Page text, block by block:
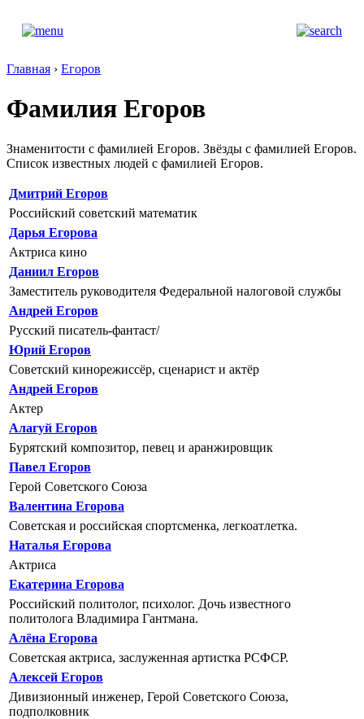
Главная › Егоров
Фамилия Егоров
Знаменитости с фамилией Егоров. Звёзды с фамилией Егоров.
Список известных людей с фамилией Егоров.
Дмитрий Егоров
Российский советский математик
Дарья Егорова
Актриса кино
Даниил Егоров
Заместитель руководителя Федеральной налоговой службы
Андрей Егоров
Русский писатель-фантаст/
Юрий Егоров
Советский кинорежиссёр, сценарист и актёр
Андрей Егоров
Актер
Алагуй Егоров
Бурятский композитор, певец и аранжировщик
Павел Егоров
Герой Советского Союза
Валентина Егорова
Cоветская и российская спортсменка, легкоатлетка.
Наталья Егорова
Актриса
Екатерина Егорова
Российский политолог, психолог. Дочь известного
политолога Владимира Гантмана.
Алёна Егорова
Советская актриса, заслуженная артистка РСФСР.
Алексей Егоров
Дивизионный инженер, Герой Советского Союза,
подполковник